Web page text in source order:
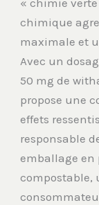
« chimie
chimique
maximale et
Avec un
50 mg de
propose une
effets
responsable
emballage en
compostable,